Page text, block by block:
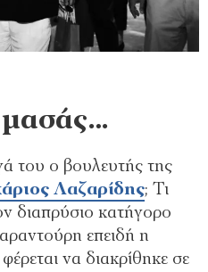
του ο βουλευτής της
Λαζαρίδης; Τι
διαπρύσιο κατήγορο
επειδή η
να διακρίθηκε σε